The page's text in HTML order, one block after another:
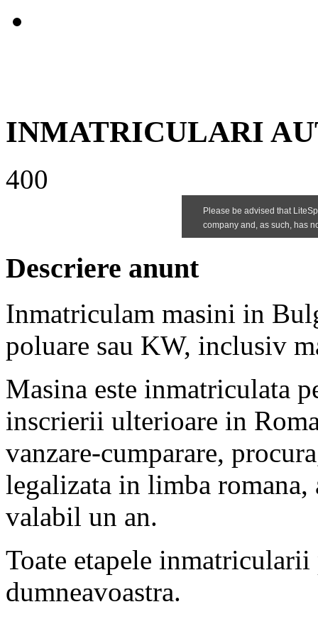
INMATRICULARI
400
Descriere anunt
Inmatriculam masini in
poluare sau KW, inclusiv
Masina este inmatriculata
inscrierii ulterioare in
vanzare-cumparare,
legalizata in limba romana,
valabil un an.
Toate etapele
dumneavoastra.